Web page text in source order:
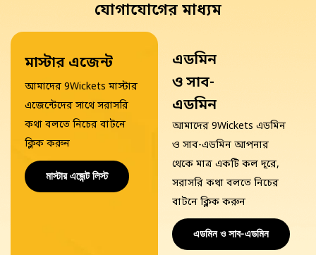
যোগাযোগের মাধ্যম
মাস্টার এজেন্ট
আমাদের 9Wickets মাস্টার
এজেন্টেদের সাথে সরাসরি
কথা বলতে নিচের বাটনে
ক্লিক করুন
মাস্টার এজেন্ট লিস্ট
এডমিন
ও সাব-
এডমিন
আমাদের 9Wickets এডমিন
ও সাব-এডমিন আপনার
থেকে মাত্র একটি কল দূরে,
সরাসরি কথা বলতে নিচের
বাটনে ক্লিক করুন
এডমিন ও সাব-এডমিন